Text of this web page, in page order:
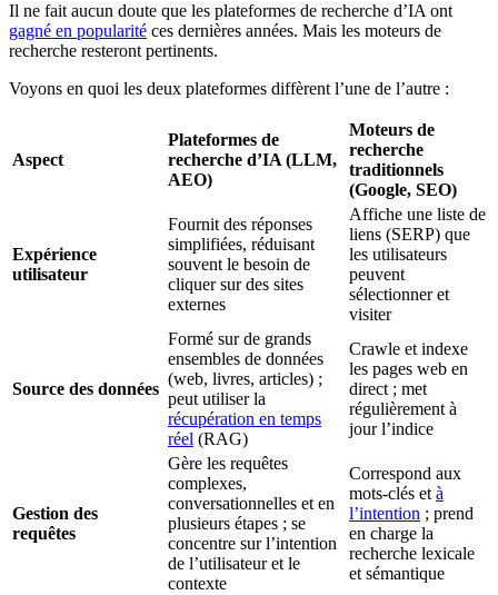
Il ne fait aucun doute que les plateformes de recherche d’IA ont
gagné en popularité ces dernières années. Mais les moteurs de
recherche resteront pertinents.
Voyons en quoi les deux plateformes diffèrent l’une de l’autre :
Aspect
Plateformes de
recherche d’IA (LLM,
AEO)
Moteurs de
recherche
traditionnels
(Google, SEO)
Expérience
utilisateur
Fournit des réponses
simplifiées, réduisant
souvent le besoin de
cliquer sur des sites
externes
Affiche une liste de
liens (SERP) que
les utilisateurs
peuvent
sélectionner et
visiter
Source des données
Formé sur de grands
ensembles de données
(web, livres, articles) ;
peut utiliser la
récupération en temps
réel (RAG)
Crawle et indexe
les pages web en
direct ; met
régulièrement à
jour l’indice
Gestion des
requêtes
Gère les requêtes
complexes,
conversationnelles et en
plusieurs étapes ; se
concentre sur l’intention
de l’utilisateur et le
contexte
Correspond aux
mots-clés età
l’intention ; prend
en charge la
recherche lexicale
et sémantique